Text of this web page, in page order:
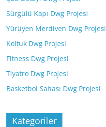
Sürgülü Kapı Dwg Projesi
Yürüyen Merdiven Dwg Projesi
Koltuk Dwg Projesi
Fitness Dwg Projesi
Tiyatro Dwg Projesi
Basketbol Sahası Dwg Projesi
Kategoriler